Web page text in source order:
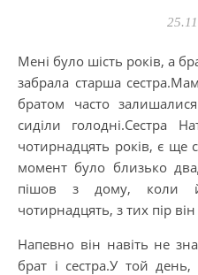
Мені було шість років, а братові чотири роки, коли нас
забрала старша
братом часто
сиділи голодні.Сестра
чотирнадцять років, є ще
момент було близько
пішов з дому, коли
чотирнадцять, з тих пір
Напевно він навіть не
брат і сестра.У той